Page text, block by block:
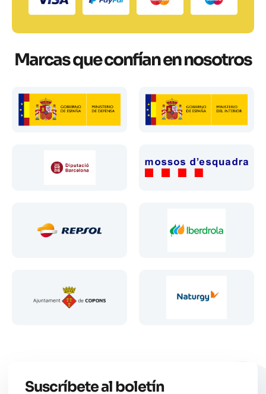
Marcas que confían en nosotros
Suscríbete al boletín